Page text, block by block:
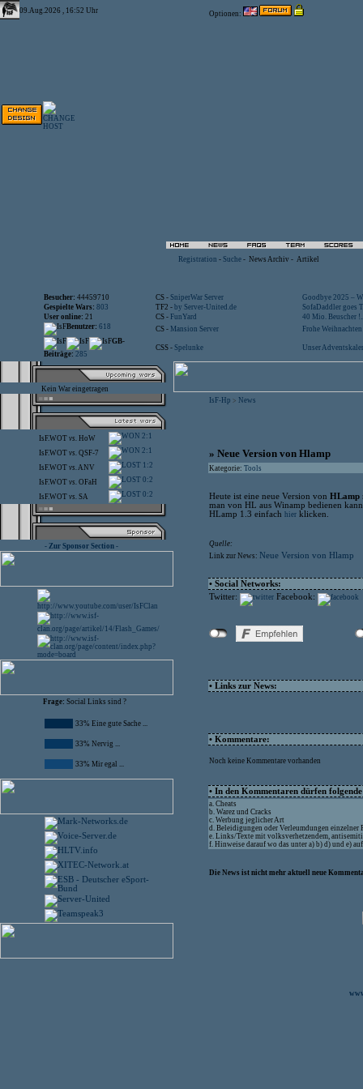
09.Aug.2026 , 16:52 Uhr Optionen:
Registration - Suche - News Archiv - Artikel
Besucher: 44459710 CS - SniperWar Server
Goodbye 2025 –
Gespielte Wars: 803 TF2 - by Server-United.de
SofaDaddler goes
User online: 21 CS - FunYard
40 Mio. Beuscher
Benutzer: 618 CS - Mansion Server
Frohe
GB-
Beiträge: 285
CSS - Spelunke Unser
Kein War eingetragen
IsF.WOT vs. HoW 2:1
IsF.WOT vs. QSF-7 2:1
IsF.WOT vs.ANV 1:2
IsF.WOT vs. OFaH 0:2
IsF.WOT vs. SA 0:2
- Zur Sponsor Section -
Frage: Social Links sind ?
33% Eine gute Sache ...
33% Nervig ...
33% Mir egal ...
IsF-Hp > News
» Neue Version von Hlamp
Kategorie: Tools
Heute ist eine neue Version von HLamp
man von HL aus Winamp bedienen
HLamp 1.3 einfach hier klicken.
Quelle:
Link zur News: Neue Version von Hlamp
• Social Networks:
Twitter:
Facebook:
• Links zur News:
• Kommentare:
Noch keine Kommentare vorhanden
• In den Kommentaren dürfen
a. Cheats
b. Warez und Cracks
c. Werbung jeglicher Art
d. Beleidigungen oder Verleumdungen einzelner
e. Links/Texte mit volksverhetzendem,
f. Hinweise darauf wo das unter a) b) d) und e)
Die News ist nicht mehr aktuell neue